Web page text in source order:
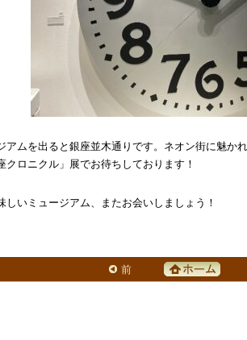
アムを出ると銀座並木通りです。ネオン街に魅か
クロニクル」展でお待ちしております！
しいミュージアム、またお会いしましょう！
前